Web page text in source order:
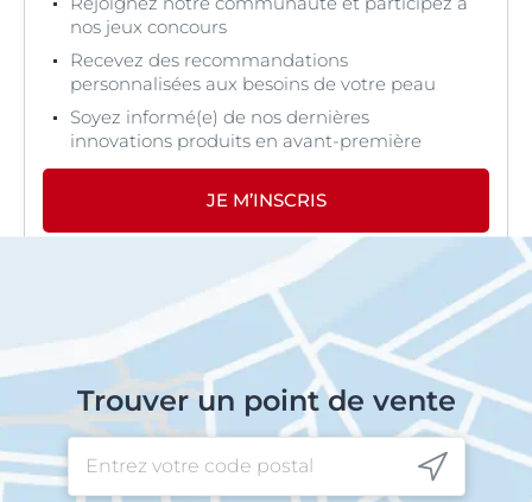
nos jeux concours
Recevez des recommandations
personnalisées aux besoins de votre peau
Soyez informé(e) de nos dernières
innovations produits en avant-première
JE M’INSCRIS
Trouver un point de vente